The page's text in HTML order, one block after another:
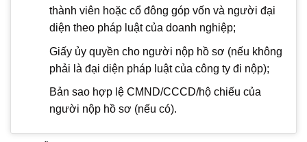
thành viên hoặc cổ đông góp vốn và người đại
diện theo pháp luật của doanh nghiệp;
Giấy ủy quyền cho người nộp hồ sơ (nếu không
phải là đại diện pháp luật của công ty đi nộp);
Bản sao hợp lệ CMND/CCCD/hộ chiếu của
người nộp hồ sơ (nếu có).